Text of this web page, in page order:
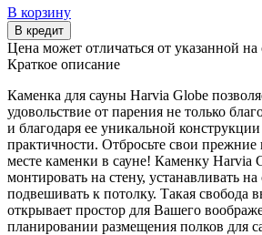
В корзину
В кредит
Цена может отличаться от указанной на
Краткое описание
Каменка для сауны Harvia Globe
удовольствие от парения не только
и благодаря ее уникальной
практичности. Отбросьте свои прежние
месте каменки в сауне! Каменку Harvia
монтировать на стену, устанавливать
подвешивать к потолку. Такая свобода
открывает простор для Вашего
планировании размещения полков для